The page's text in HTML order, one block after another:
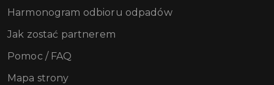
Harmonogram odbioru odpadów
Jak zostać partnerem
Pomoc / FAQ
Mapa strony